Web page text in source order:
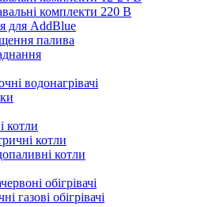
комплекти 220 В
для AddBlue
палива
водонагрівачі
котли
котли
котли
обігрівачі
газові обігрівачі